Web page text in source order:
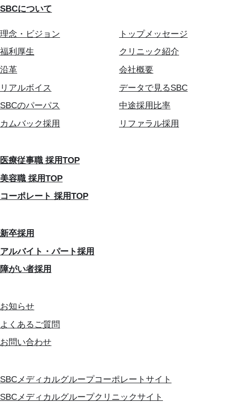
SBCについて
理念・ビジョン
トップメッセージ
福利厚生
クリニック紹介
沿革
会社概要
リアルボイス
データで見るSBC
SBCのパーパス
中途採用比率
カムバック採用
リファラル採用
医療従事職 採用TOP
美容職 採用TOP
コーポレート 採用TOP
新卒採用
アルバイト・パート採用
障がい者採用
お知らせ
よくあるご質問
お問い合わせ
SBCメディカルグループコーポレートサイト
SBCメディカルグループクリニックサイト